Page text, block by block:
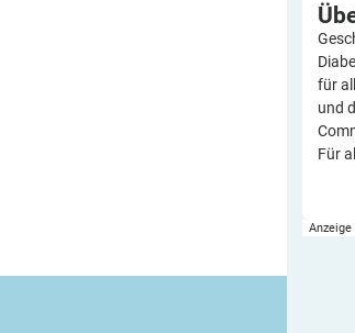
für
und
Für